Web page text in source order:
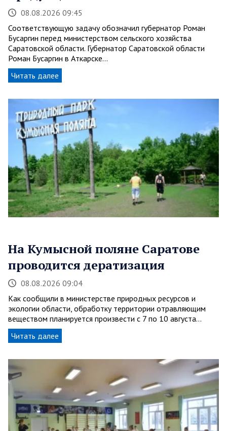
08.08.2026 09:45
Соответствующую задачу обозначил губернатор Роман
Бусаргин перед министерством сельского хозяйства
Саратовской области. Губернатор Саратовской области
Роман Бусаргин в Аткарске…
Читать далее
На Кумысной поляне Саратове
проводится дератизация
08.08.2026 09:04
Как сообщили в министерстве природных ресурсов и
экологии области, обработку территории отравляющим
веществом планируется произвести с 7 по 10 августа…
Читать далее